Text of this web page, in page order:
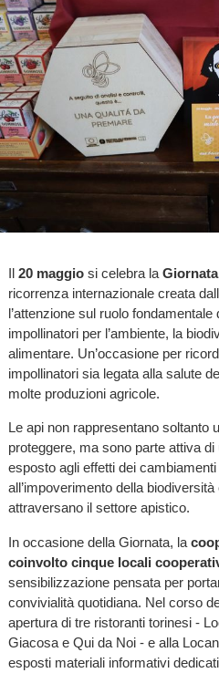
Il 20 maggiosi celebra la
ricorrenza internazionale creata
l’attenzione sul ruolo fondamentale
impollinatori per l’ambiente, la
alimentare. Un’occasione per
impollinatori sia legata alla salute
molte produzioni agricole.
Le api non rappresentano soltanto
proteggere, ma sono parte attiva
esposto agli effetti dei
all’impoverimento della
attraversano il settore apistico.
In occasione della Giornata, la
coinvolto cinque locali
sensibilizzazione pensata per
convivialità quotidiana. Nel corso
apertura di tre ristoranti torinesi -
Giacosa e Qui da Noi - e alla
esposti materiali informativi